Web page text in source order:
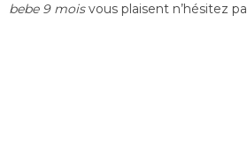
bebe 9 moisvous plaisent n’hésitez